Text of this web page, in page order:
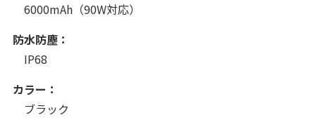
6000mAh（90W対応）
防水防塵：
IP68
カラー：
ブラック